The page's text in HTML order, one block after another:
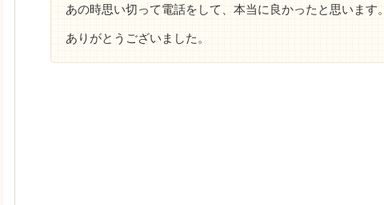
あの時思い切って電話をして、本当に良かったと思います。
ありがとうございました。